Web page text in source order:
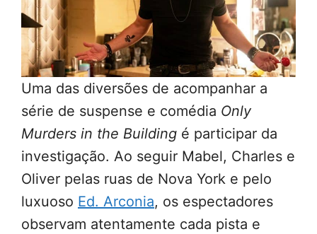
Uma das diversões de acompanhar a
série de suspense e comédia Only
Murders in the Building é participar da
investigação. Ao seguir Mabel, Charles e
Oliver pelas ruas de Nova York e pelo
luxuoso Ed. Arconia, os espectadores
observam atentamente cada pista e